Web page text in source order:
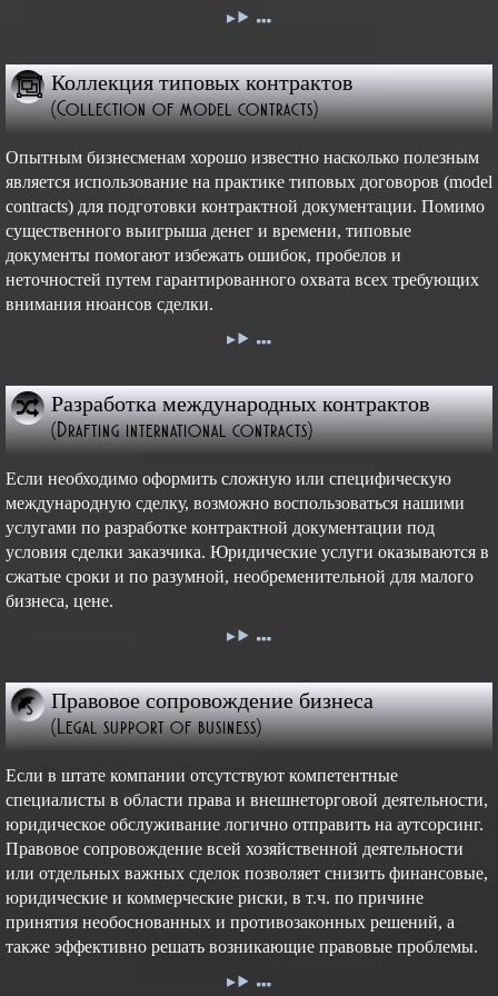
Коллекция типовых контрактов
(Collection of model contracts)
Опытным бизнесменам хорошо известно насколько полезным
является использование на практике типовых договоров (model
contracts) для подготовки контрактной документации. Помимо
существенного выигрыша денег и времени, типовые
документы помогают избежать ошибок, пробелов и
неточностей путем гарантированного охвата всех требующих
внимания нюансов сделки.
Разработка международных контрактов
(Drafting international contracts)
Если необходимо оформить сложную или специфическую
международную сделку, возможно воспользоваться нашими
услугами по разработке контрактной документации под
условия сделки заказчика. Юридические услуги оказываются в
сжатые сроки и по разумной, необременительной для малого
бизнеса, цене.
Правовое сопровождение бизнеса
(Legal support of business)
Если в штате компании отсутствуют компетентные
специалисты в области права и внешнеторговой деятельности,
юридическое обслуживание логично отправить на аутсорсинг.
Правовое сопровождение всей хозяйственной деятельности
или отдельных важных сделок позволяет снизить финансовые,
юридические и коммерческие риски, в т.ч. по причине
принятия необоснованных и противозаконных решений, а
также эффективно решать возникающие правовые проблемы.